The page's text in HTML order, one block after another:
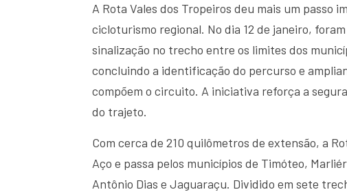
A Rota Vales dos Tropeiros deu mais um passo
cicloturismo regional. No dia 12 de janeiro,
sinalização no trecho entre os limites dos
concluindo a identificação do percurso e
compõem o circuito. A iniciativa reforça a
do trajeto.
Com cerca de 210 quilômetros de extensão, a
Aço e passa pelos municípios de Timóteo,
Antônio Dias e Jaguaraçu. Dividido em sete